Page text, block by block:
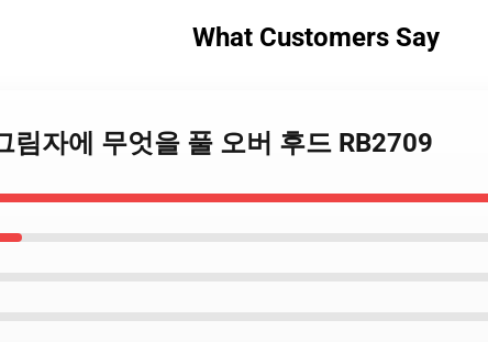
What Customers Say
자에 무엇을 풀 오버 후드 RB2709